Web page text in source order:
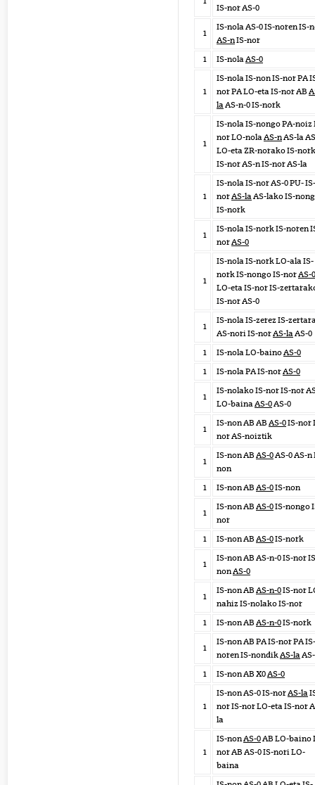
IS-nor AS-0
1
IS-nola AS-0 IS-noren IS-
AS-nIS-nor
1
IS-nolaAS-0
1
IS-nola IS-non IS-nor PA
nor PA LO-eta IS-nor AB
laAS-n-0 IS-nork
1
IS-nola IS-nongo PA-noiz
nor LO-nolaAS-nAS-la
LO-eta ZR-norako IS-nork
IS-nor AS-n IS-nor AS-la
1
IS-nola IS-nor AS-0 PU- IS-
norAS-laAS-lako IS-
IS-nork
1
IS-nola IS-nork IS-noren
norAS-0
1
IS-nola IS-nork LO-ala IS-
nork IS-nongo IS-norAS-0
LO-eta IS-nor IS-
IS-nor AS-0
1
IS-nola IS-zerez IS-
AS-nori IS-norAS-laAS-0
1
IS-nola LO-bainoAS-0
1
IS-nola PA IS-norAS-0
1
IS-nolako IS-nor IS-nor
LO-bainaAS-0AS-0
1
IS-non AB AB AS-0IS-nor
nor AS-noiztik
1
IS-non AB AS-0AS-0 AS-n
non
1
IS-non AB AS-0IS-non
1
IS-non AB AS-0IS-nongo
nor
1
IS-non AB AS-0IS-nork
1
IS-non AB AS-n-0 IS-nor
nonAS-0
1
IS-non AB AS-n-0IS-nor
nahiz IS-nolako IS-nor
1
IS-non AB AS-n-0IS-nork
1
IS-non AB PA IS-nor PA IS-
noren IS-nondikAS-la
1
IS-non AB X0AS-0
1
IS-non AS-0 IS-norAS-la
nor IS-nor LO-eta IS-nor
la
1
IS-nonAS-0AB LO-baino
nor AB AS-0 IS-nori LO-
baina